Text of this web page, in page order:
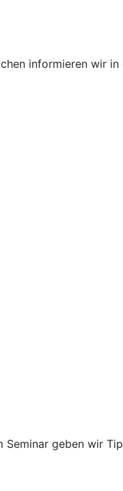
informieren wir
geben wir